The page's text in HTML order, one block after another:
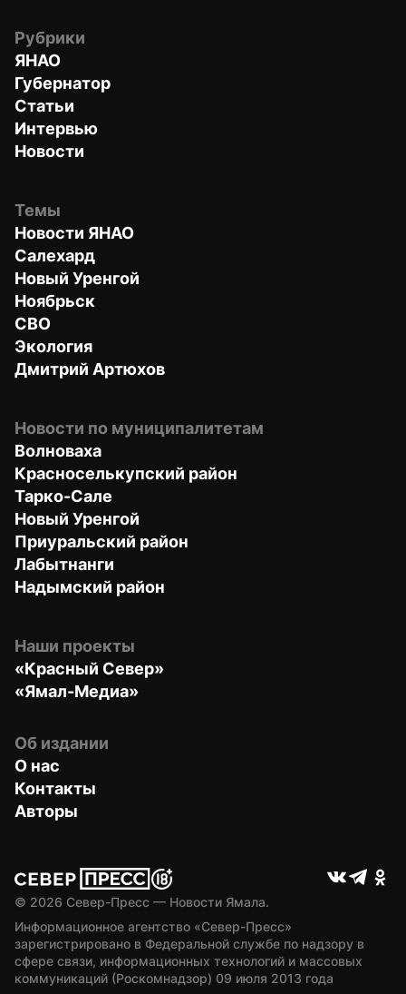
Рубрики
ЯНАО
Губернатор
Статьи
Интервью
Новости
Темы
Новости ЯНАО
Салехард
Новый Уренгой
Ноябрьск
СВО
Экология
Дмитрий Артюхов
Новости по муниципалитетам
Волноваха
Красноселькупский район
Тарко-Сале
Новый Уренгой
Приуральский район
Лабытнанги
Надымский район
Наши проекты
«Красный Север»
«Ямал-Медиа»
Об издании
О нас
Контакты
Авторы
© 2026 Север-Пресс — Новости Ямала.
Информационное агентство «Север-Пресс»
зарегистрировано в Федеральной службе по надзору в
сфере связи, информационных технологий и массовых
коммуникаций (Роскомнадзор) 09 июля 2013 года